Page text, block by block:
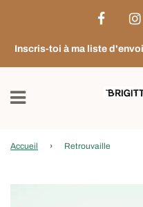
Inscris-toi à ma liste
Accueil › Retrouvaille